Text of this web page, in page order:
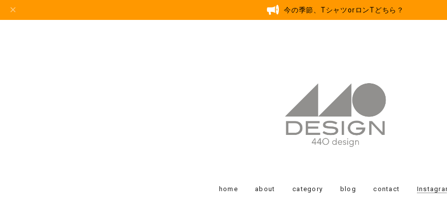
今の季節、TシャツorロンTどちら？
home about category blog contact